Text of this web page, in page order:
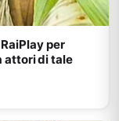
per
attori di tale